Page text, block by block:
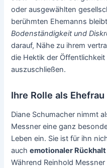
oder ausgewählten
berühmten Ehemanns
Bodenständigkeit und
darauf, Nähe zu ihrem
die Hektik der
auszuschließen.
Ihre Rolle als
Diane Schumacher nimmt
Messner eine ganz
Leben ein. Sie ist für ihn
auchemotionaler Rückhalt
Während Reinhold